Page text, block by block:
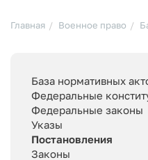
Главная Военное право
База нормативных
Федеральные
Федеральные законы
Указы
Постановления
Законы